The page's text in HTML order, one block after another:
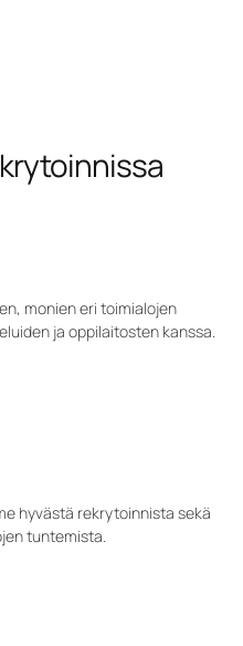
monien eri toimialojen
ja oppilaitosten kanssa.
hyvästä rekrytoinnista sekä
tuntemista.